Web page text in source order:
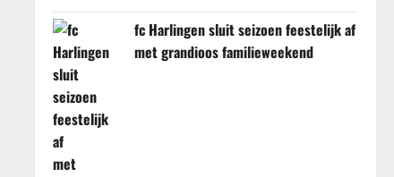
fc Harlingen sluit seizoen feestelijk af
met grandioos familieweekend